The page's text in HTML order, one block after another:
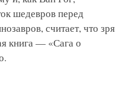
шедевров перед
считает, что зря
книга — «Сага о